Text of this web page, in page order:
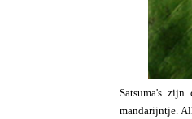
Satsuma's
mandarijntje.